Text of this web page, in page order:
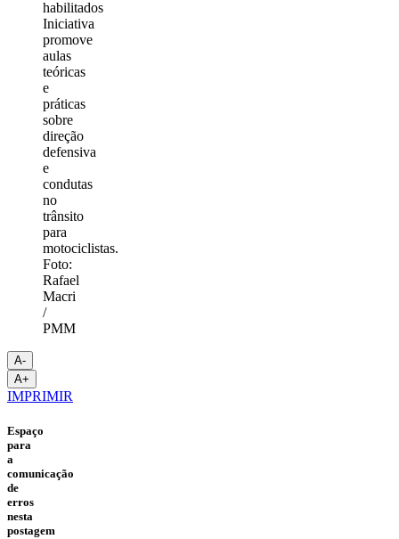
Iniciativa
promove
aulas
teóricas
e
práticas
sobre
direção
defensiva
e
condutas
no
trânsito
para
motociclistas.
Foto:
Rafael
Macri
/
PMM
A-
A+
IMPRIMIR
Espaço
para
a
comunicação
de
erros
nesta
postagem